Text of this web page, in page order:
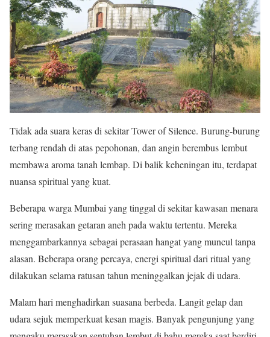
Tidak ada suara keras di sekitar Tower of Silence. Burung-burung
terbang rendah di atas pepohonan, dan angin berembus lembut
membawa aroma tanah lembap. Di balik keheningan itu, terdapat
nuansa spiritual yang kuat.
Beberapa warga Mumbai yang tinggal di sekitar kawasan menara
sering merasakan getaran aneh pada waktu tertentu. Mereka
menggambarkannya sebagai perasaan hangat yang muncul tanpa
alasan. Beberapa orang percaya, energi spiritual dari ritual yang
dilakukan selama ratusan tahun meninggalkan jejak di udara.
Malam hari menghadirkan suasana berbeda. Langit gelap dan
udara sejuk memperkuat kesan magis. Banyak pengunjung yang